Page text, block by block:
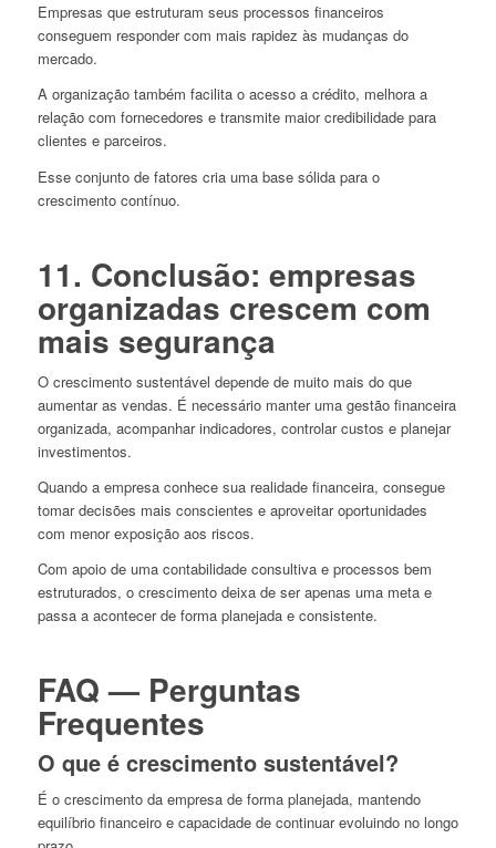
Empresas que estruturam seus processos financeiros
conseguem responder com mais rapidez às mudanças do
mercado.
A organização também facilita o acesso a crédito, melhora a
relação com fornecedores e transmite maior credibilidade para
clientes e parceiros.
Esse conjunto de fatores cria uma base sólida para o
crescimento contínuo.
11. Conclusão: empresas
organizadas crescem com
mais segurança
O crescimento sustentável depende de muito mais do que
aumentar as vendas. É necessário manter uma gestão financeira
organizada, acompanhar indicadores, controlar custos e planejar
investimentos.
Quando a empresa conhece sua realidade financeira, consegue
tomar decisões mais conscientes e aproveitar oportunidades
com menor exposição aos riscos.
Com apoio de uma contabilidade consultiva e processos bem
estruturados, o crescimento deixa de ser apenas uma meta e
passa a acontecer de forma planejada e consistente.
FAQ — Perguntas
Frequentes
O que é crescimento sustentável?
É o crescimento da empresa de forma planejada, mantendo
equilíbrio financeiro e capacidade de continuar evoluindo no longo